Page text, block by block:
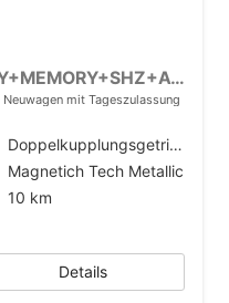
VZ NAVI+KAMERA+KESSY+MEMORY+SHZ+ACC+PDC+LED+19" ALU
Neuwagen mit Tageszulassung
Doppelkupplungsgetriebe (DSG)
Magnetich Tech Metallic
10 km
Details